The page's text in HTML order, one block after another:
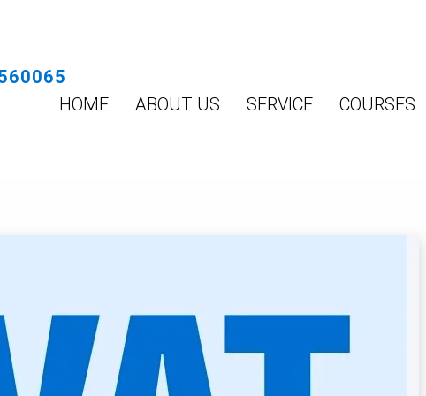
HOME ABOUT US SERVICE COURSES